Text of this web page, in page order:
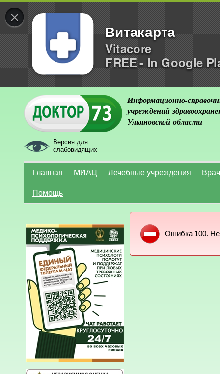
×
Витакарта
Vitacore
FREE - In Google
Версия для
слабовидящих
Информационно-
учреждений
Ульяновской области
Главная МИАЦ Лечебные учреждения
Помощь
Ошибка 100.